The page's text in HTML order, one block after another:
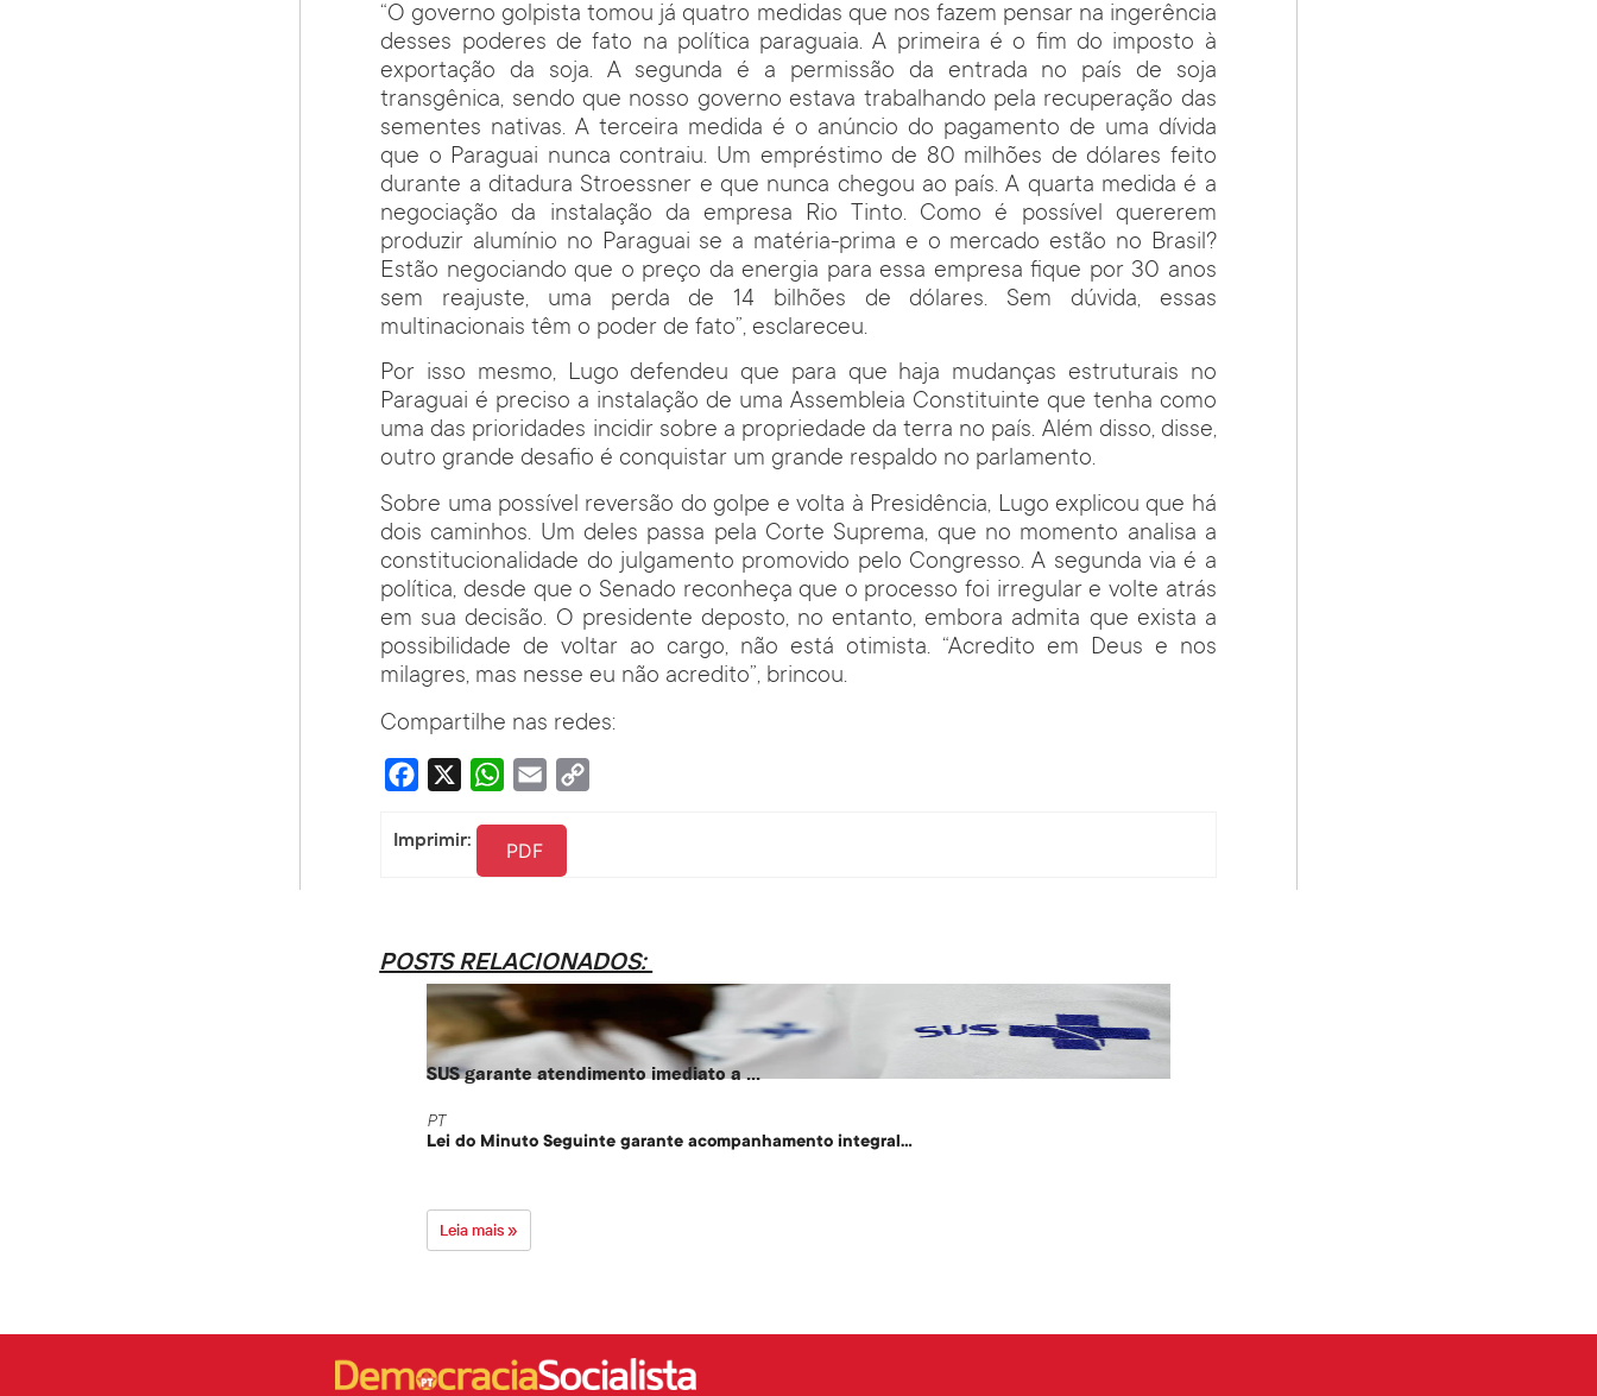
“O governo golpista tomou já quatro medidas que nos fazem pensar na ingerência
desses poderes de fato na política paraguaia. A primeira é o fim do imposto à
exportação da soja. A segunda é a permissão da entrada no país de soja
transgênica, sendo que nosso governo estava trabalhando pela recuperação das
sementes nativas. A terceira medida é o anúncio do pagamento de uma dívida
que o Paraguai nunca contraiu. Um empréstimo de 80 milhões de dólares feito
durante a ditadura Stroessner e que nunca chegou ao país. A quarta medida é a
negociação da instalação da empresa Rio Tinto. Como é possível quererem
produzir alumínio no Paraguai se a matéria-prima e o mercado estão no Brasil?
Estão negociando que o preço da energia para essa empresa fique por 30 anos
sem reajuste, uma perda de 14 bilhões de dólares. Sem dúvida, essas
multinacionais têm o poder de fato”, esclareceu.
Por isso mesmo, Lugo defendeu que para que haja mudanças estruturais no
Paraguai é preciso a instalação de uma Assembleia Constituinte que tenha como
uma das prioridades incidir sobre a propriedade da terra no país. Além disso, disse,
outro grande desafio é conquistar um grande respaldo no parlamento.
Sobre uma possível reversão do golpe e volta à Presidência, Lugo explicou que há
dois caminhos. Um deles passa pela Corte Suprema, que no momento analisa a
constitucionalidade do julgamento promovido pelo Congresso. A segunda via é a
política, desde que o Senado reconheça que o processo foi irregular e volte atrás
em sua decisão. O presidente deposto, no entanto, embora admita que exista a
possibilidade de voltar ao cargo, não está otimista. “Acredito em Deus e nos
milagres, mas nesse eu não acredito”, brincou.
Compartilhe nas redes:
Facebook WhatsApp
Email
Imprimir: PDF
POSTS RELACIONADOS:
SUS garante atendimento imediato a ...
PT
Lei do Minuto Seguinte garante acompanhamento integral...
Leia mais »